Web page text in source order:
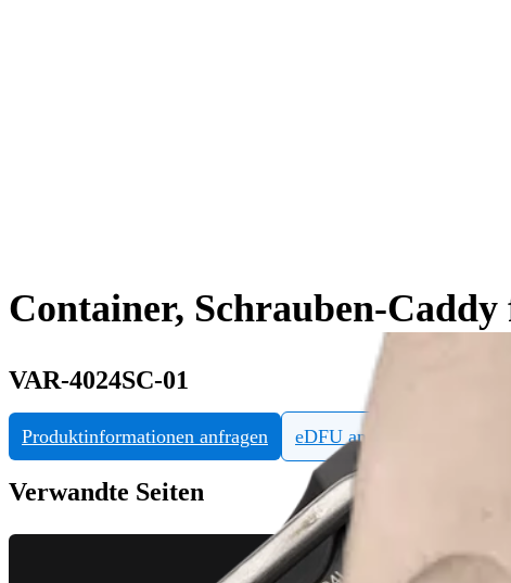
Container, Schrauben-
VAR-4024SC-01
Produktinformationen anfragen eDFU ansehen
Verwandte Seiten